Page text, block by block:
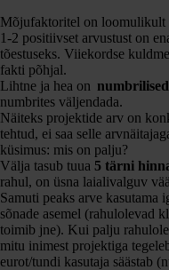
Mõjufaktoritel on loomulikult
1-2 positiivset arvustust on
tõestuseks. Viiekordse
fakti põhjal.
Lihtne ja hea on
numbrites väljendada.
Näiteks projektide arv on
tehtud, ei saa selle
küsimus: mis on palju?
Välja tasub tuua 5 tärni
rahul, on üsna laialivalguv
Samuti peaks arve kasutama
sõnade asemel (rahulolevad
toimib jne). Kui palju
mitu inimest projektiga
eurot/tundi kasutaja säästab